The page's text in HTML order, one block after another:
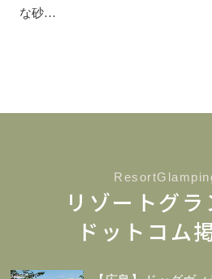
な砂…
リゾートグ
ドットコム